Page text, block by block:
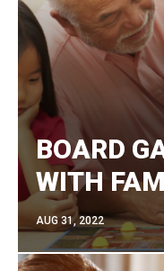
BOARD
WITH
AUG 31, 2022